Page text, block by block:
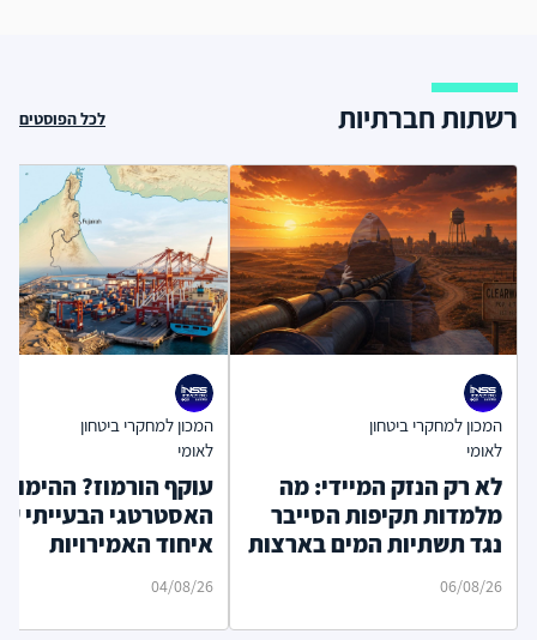
רשתות חברתיות לכל הפוסטים
המכון למחקרי ביטחון
לאומי
לא רק הנזק המיידי: מה
מלמדות תקיפות הסייבר
נגד תשתיות המים בארצות
הברית?
06/08/26
המכון למחקרי ביטחון
לאומי
עוקף הורמוז? ההימור
האסטרטגי הבעייתי
איחוד האמירויות
04/08/26